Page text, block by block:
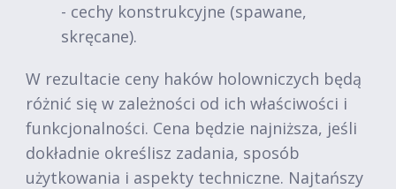
- cechy konstrukcyjne (spawane,
skręcane).
W rezultacie ceny haków holowniczych będą
różnić się w zależności od ich właściwości i
funkcjonalności. Cena będzie najniższa, jeśli
dokładnie określisz zadania, sposób
użytkowania i aspekty techniczne. Najtańszy